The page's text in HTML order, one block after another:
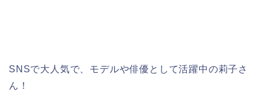
SNSで大人気で、モデルや俳優として活躍中の莉子さ
ん！